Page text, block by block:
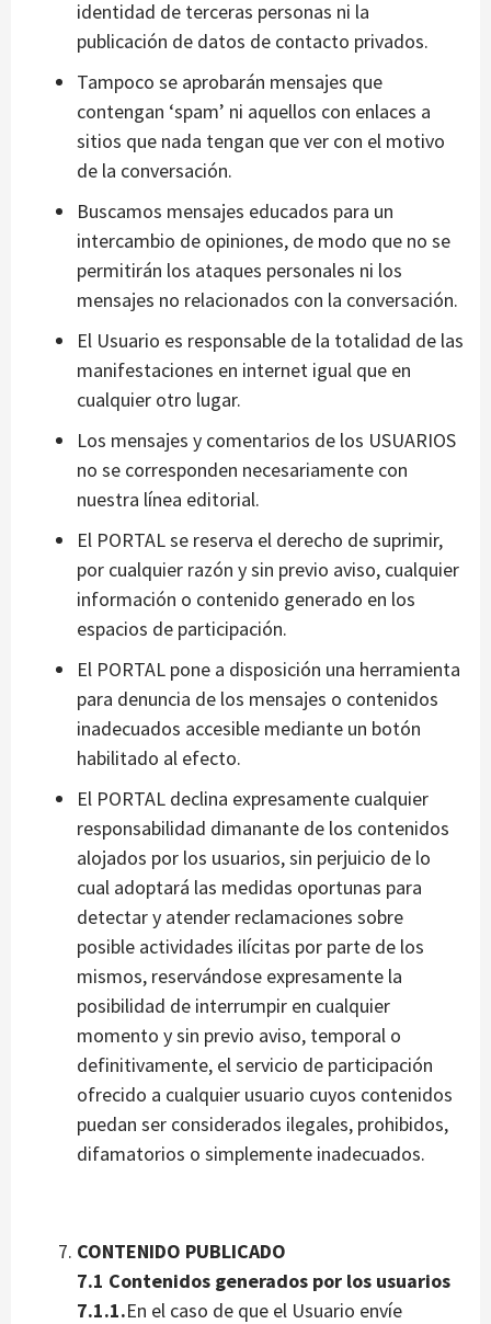
identidad de terceras personas ni la
publicación de datos de contacto privados.
Tampoco se aprobarán mensajes que
contengan ‘spam’ ni aquellos con enlaces a
sitios que nada tengan que ver con el motivo
de la conversación.
Buscamos mensajes educados para un
intercambio de opiniones, de modo que no se
permitirán los ataques personales ni los
mensajes no relacionados con la conversación.
El Usuario es responsable de la totalidad de las
manifestaciones en internet igual que en
cualquier otro lugar.
Los mensajes y comentarios de los USUARIOS
no se corresponden necesariamente con
nuestra línea editorial.
El PORTAL se reserva el derecho de suprimir,
por cualquier razón y sin previo aviso, cualquier
información o contenido generado en los
espacios de participación.
El PORTAL pone a disposición una herramienta
para denuncia de los mensajes o contenidos
inadecuados accesible mediante un botón
habilitado al efecto.
El PORTAL declina expresamente cualquier
responsabilidad dimanante de los contenidos
alojados por los usuarios, sin perjuicio de lo
cual adoptará las medidas oportunas para
detectar y atender reclamaciones sobre
posible actividades ilícitas por parte de los
mismos, reservándose expresamente la
posibilidad de interrumpir en cualquier
momento y sin previo aviso, temporal o
definitivamente, el servicio de participación
ofrecido a cualquier usuario cuyos contenidos
puedan ser considerados ilegales, prohibidos,
difamatorios o simplemente inadecuados.
CONTENIDO PUBLICADO
7.1 Contenidos generados por los usuarios
7.1.1.En el caso de que el Usuario envíe